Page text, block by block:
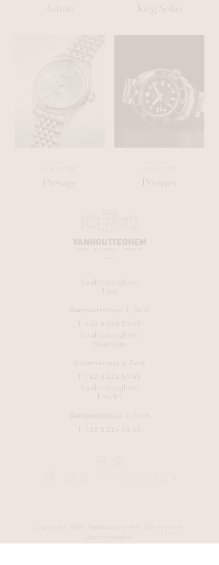
Astron King Seiko
Presage Prospex
Vanhoutteghem
Time
Dampoortstraat 1, Gent
T. +32 9 225 50 45
Vanhoutteghem
Boutique
Voldersstraat 6, Gent
T. +32 9 225 50 45
Vanhoutteghem
Jewelry
Dampoortstraat 2, Gent
T. +32 9 225 50 45